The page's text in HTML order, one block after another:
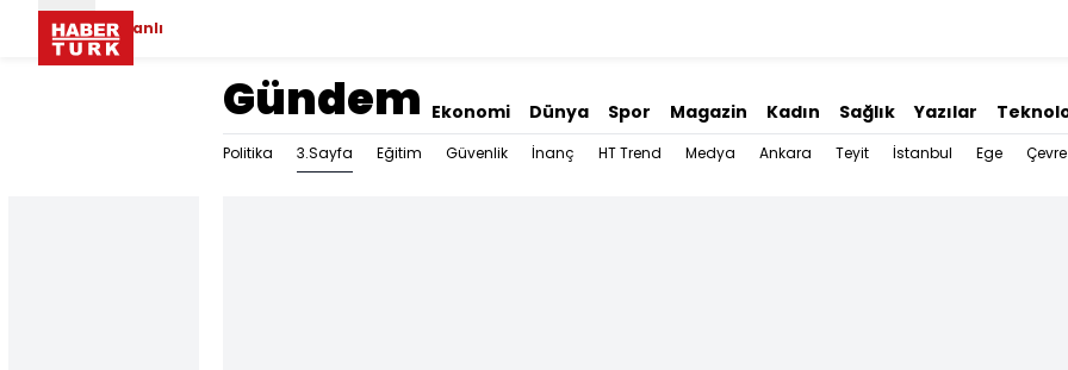
Canlı
Gündem Ekonomi Dünya Spor Magazin Kadın Sağlık Yazılar
Politika 3.Sayfa Eğitim Güvenlik İnanç HT Trend Medya Ankara Teyit İstanbul Ege Çevre